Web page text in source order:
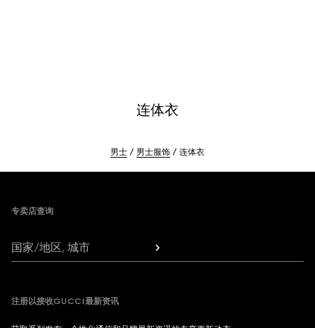
连体衣
男士 男士服饰 连体衣
专卖店查询
国家/地区, 城市
注册以接收GUCCI最新资讯